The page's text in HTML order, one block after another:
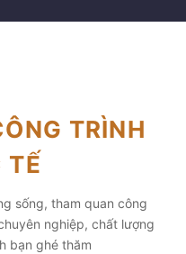
TRÌNH
TẾ
sống, tham quan công
nghiệp, chất lượng
bạn ghé thăm